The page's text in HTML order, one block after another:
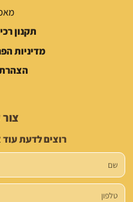
תקנון
מדיניות
רוצים לדעת
שם
טלפון